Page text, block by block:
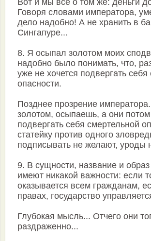
Вот и мы все о том же: деньги
Говоря словами императора,
дело надобно! А не хранить в
Сингапуре...
8. Я осыпал золотом моих
надобно было понимать, что,
уже не хочется подвергать себя
опасности.
Позднее прозрение
золотом, осыпаешь, а они потом
подвергать себя смертельной
статейку против одного
подписывать не желают, уроды
9. В сущности, название и
имеют никакой важности: если
оказывается всем гражданам,
правах, государство
Глубокая мысль... Отчего они
раздраженно...